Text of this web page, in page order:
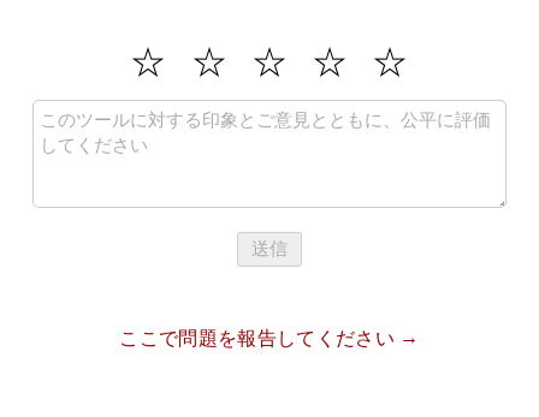
送信
ここで問題を報告してください